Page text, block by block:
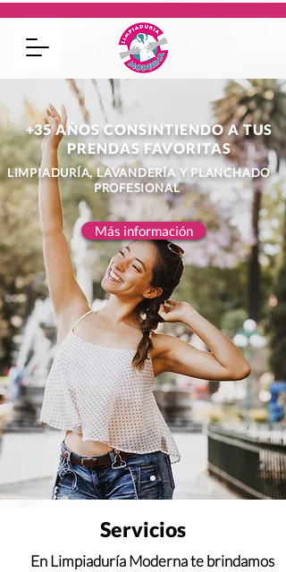
+35 AÑOS CONSINTIENDO A TUS
PRENDAS FAVORITAS
LIMPIADURÍA, LAVANDERÍA Y PLANCHADO
PROFESIONAL
Más información
Servicios
En Limpiaduría Moderna te brindamos